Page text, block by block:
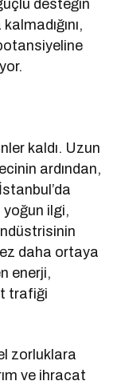
güçlü desteğin
kaldı. Uzun
ardından,
yoğun ilgi,
daha ortaya
enerji,
trafiği
zorluklara
ve ihracat